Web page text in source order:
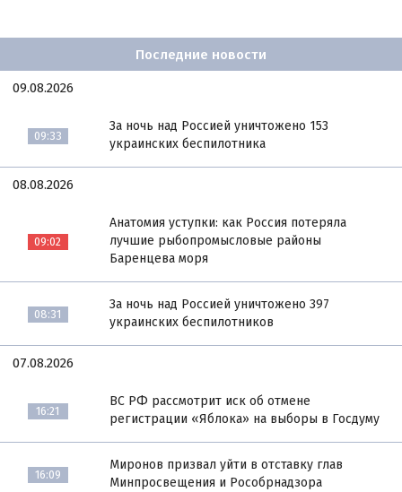
Последние новости
09.08.2026
09:33
За ночь над Россией уничтожено 153
украинских беспилотника
08.08.2026
09:02
Анатомия уступки: как Россия потеряла
лучшие рыбопромысловые районы
Баренцева моря
08:31
За ночь над Россией уничтожено 397
украинских беспилотников
07.08.2026
16:21
ВС РФ рассмотрит иск об отмене
регистрации «Яблока» на выборы в Госдуму
16:09
Миронов призвал уйти в отставку глав
Минпросвещения и Рособрнадзора